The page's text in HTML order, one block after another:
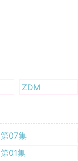
ZDM
第07集
第01集